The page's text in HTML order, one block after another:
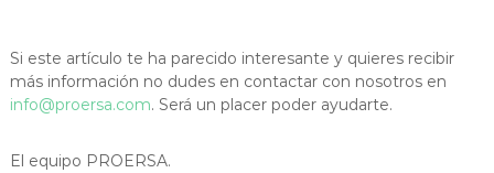
Si este artículo te ha parecido interesante y quieres recibir
más información no dudes en contactar con nosotros en
info@proersa.com. Será un placer poder ayudarte.
El equipo PROERSA.